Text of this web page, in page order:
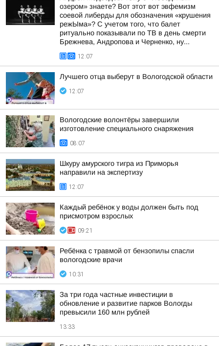
озером» знаете? Вот этот вот эвфемизм
соевой либерды для обозначения «крушения
режЫма»? С учетом того, что балет
ритуально показывали по ТВ в день смерти
Брежнева, Андропова и Черненко, ну...
12:07
Лучшего отца выберут в Вологодской области
12:07
Вологодские волонтёры завершили
изготовление специального снаряжения
08:07
Шкуру амурского тигра из Приморья
направили на экспертизу
12:07
Каждый ребёнок у воды должен быть под
присмотром взрослых
09:21
Ребёнка с травмой от бензопилы спасли
вологодские врачи
10:31
За три года частные инвестиции в
обновление и развитие парков Вологды
превысили 160 млн рублей
13:33